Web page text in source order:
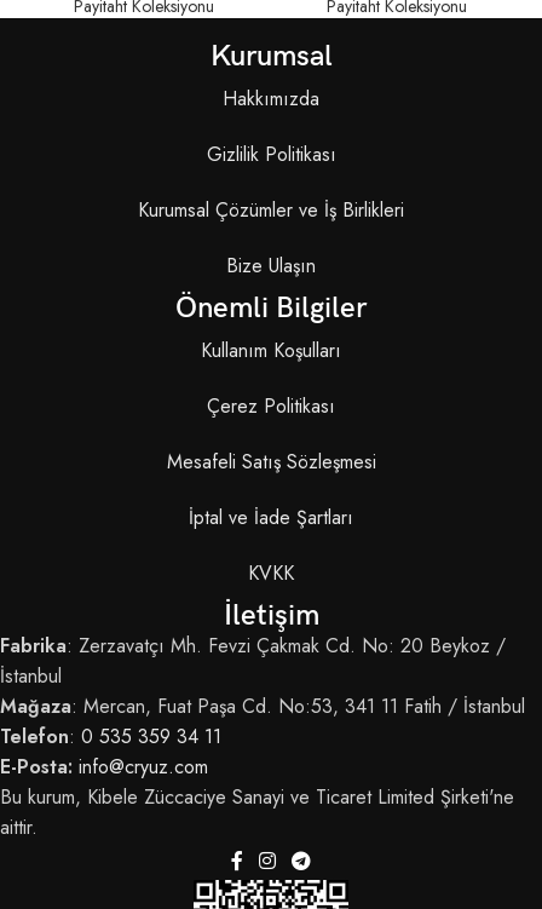
Payitaht Koleksiyonu Payitaht Koleksiyonu
Kurumsal
Hakkımızda
Gizlilik Politikası
Kurumsal Çözümler ve İş Birlikleri
Bize Ulaşın
Önemli Bilgiler
Kullanım Koşulları
Çerez Politikası
Mesafeli Satış Sözleşmesi
İptal ve İade Şartları
KVKK
İletişim
Fabrika: Zerzavatçı Mh. Fevzi Çakmak Cd. No: 20 Beykoz /
İstanbul
Mağaza: Mercan, Fuat Paşa Cd. No:53, 341 11 Fatih / İstanbul
Telefon: 0 535 359 34 11
E-Posta: info@cryuz.com
Bu kurum, Kibele Züccaciye Sanayi ve Ticaret Limited Şirketi'ne
aittir.